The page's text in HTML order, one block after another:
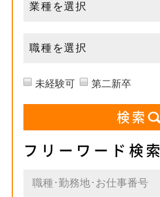
業種を選択
職種を選択
未経験可 第二新卒
フリーワード検索